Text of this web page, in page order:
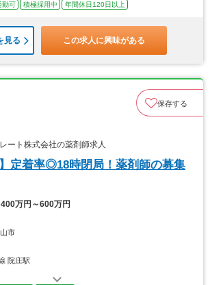
可 積極採用中 年間休日120日以上
見る この求人に興味がある
保存する
ート株式会社の薬剤師求人
】定着率◎18時閉局！薬剤師の募集
400万円～600万円
市
院庄駅